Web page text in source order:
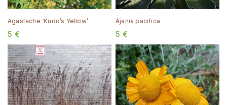
Agastache ‘Kudo’s Yellow’
5 €
Ajania pacifica
5 €